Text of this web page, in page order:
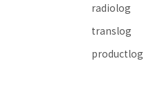
radiolog
translog
productlog